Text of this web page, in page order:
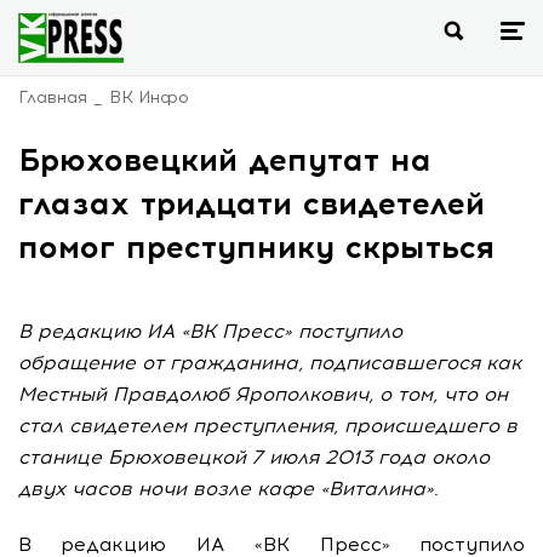
Главная ВК Инфо
Брюховецкий депутат на
глазах тридцати свидетелей
помог преступнику скрыться
В редакцию ИА «ВК Пресс» поступило
обращение от гражданина, подписавшегося как
Местный Правдолюб Ярополкович, о том, что он
стал свидетелем преступления, происшедшего в
станице Брюховецкой 7 июля 2013 года около
двух часов ночи возле кафе «Виталина».
В редакцию ИА «ВК Пресс» поступило